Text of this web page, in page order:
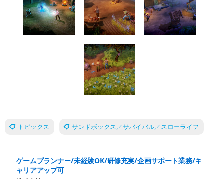
トピックス サンドボックス／サバイバル／スローライフ
ゲームプランナー/未経験OK/研修充実/企画サポート業務/キ
ャリアアップ可